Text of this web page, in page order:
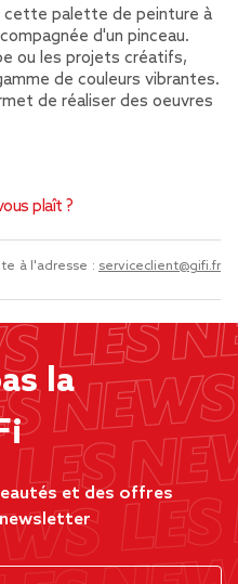
cette palette de peinture à
d'un pinceau.
ou les projets créatifs,
de couleurs vibrantes.
de réaliser des oeuvres
plaît ?
à l'adresse : serviceclient@gifi.fr
la
et des offres